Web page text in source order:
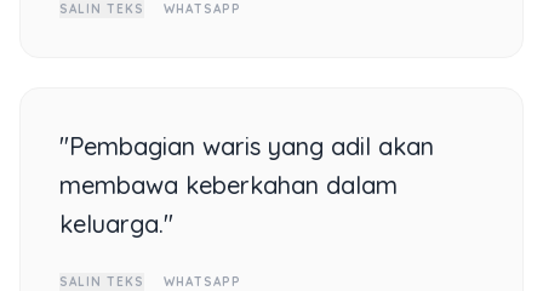
SALIN TEKS WHATSAPP
"Pembagian waris yang adil akan
membawa keberkahan dalam
keluarga."
SALIN TEKS WHATSAPP